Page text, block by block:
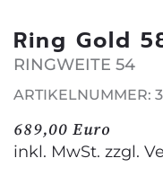
Ring Gold
RINGWEITE 54
ARTIKELNUMMER:
689,00 Euro
inkl. MwSt. zzgl.